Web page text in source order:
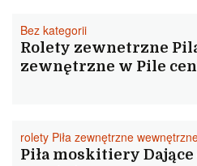
Bez kategorii
Rolety zewnetrzne
zewnętrzne w Pile
rolety Piła zewnętrzne
Piła moskitiery